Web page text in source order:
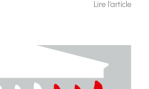
Lire l'article